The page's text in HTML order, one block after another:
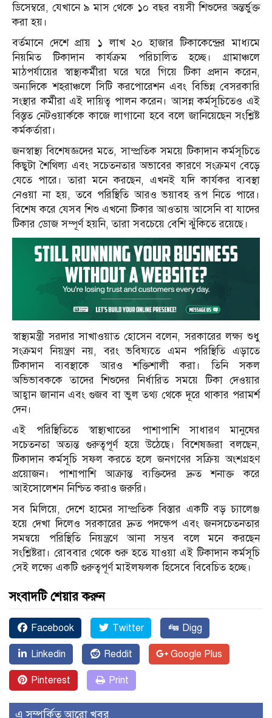
ডিসেম্বরে, যেখানে ৯ মাস থেকে ১০ বছর বয়সী শিশুদের অন্তর্ভুক্ত
করা হয়।
বর্তমানে দেশে প্রায় ১ লাখ ২০ হাজার টিকাকেন্দ্রের মাধ্যমে
নিয়মিত টিকাদান কার্যক্রম পরিচালিত হচ্ছে। গ্রামাঞ্চলে
মাঠপর্যায়ের স্বাস্থ্যকর্মীরা ঘরে ঘরে গিয়ে টিকা প্রদান করেন,
অন্যদিকে শহরাঞ্চলে সিটি করপোরেশন এবং বিভিন্ন বেসরকারি
সংস্থার কর্মীরা এই দায়িত্ব পালন করেন। আসন্ন কর্মসূচিতেও এই
বিস্তৃত নেটওয়ার্ককে কাজে লাগানো হবে বলে জানিয়েছেন সংশ্লিষ্ট
কর্মকর্তারা।
জনস্বাস্থ্য বিশেষজ্ঞদের মতে, সাম্প্রতিক সময়ে টিকাদান কর্মসূচিতে
কিছুটা শৈথিল্য এবং সচেতনতার অভাবের কারণে সংক্রমণ বেড়ে
যেতে পারে। তারা মনে করছেন, এখনই যদি কার্যকর ব্যবস্থা
নেওয়া না হয়, তবে পরিস্থিতি আরও ভয়াবহ রূপ নিতে পারে।
বিশেষ করে যেসব শিশু এখনো টিকার আওতায় আসেনি বা যাদের
টিকার ডোজ সম্পূর্ণ হয়নি, তারা সবচেয়ে বেশি ঝুঁকিতে রয়েছে।
স্বাস্থ্যমন্ত্রী সরদার সাখাওয়াত হোসেন বলেন, সরকারের লক্ষ্য শুধু
সংক্রমণ নিয়ন্ত্রণ নয়, বরং ভবিষ্যতে এমন পরিস্থিতি এড়াতে
টিকাদান ব্যবস্থাকে আরও শক্তিশালী করা। তিনি সকল
অভিভাবককে তাদের শিশুদের নির্ধারিত সময়ে টিকা দেওয়ার
আহ্বান জানান এবং গুজব বা ভুল তথ্য থেকে দূরে থাকার পরামর্শ
দেন।
এই পরিস্থিতিতে স্বাস্থ্যখাতের পাশাপাশি সাধারণ মানুষের
সচেতনতা অত্যন্ত গুরুত্বপূর্ণ হয়ে উঠেছে। বিশেষজ্ঞরা বলছেন,
টিকাদান কর্মসূচি সফল করতে হলে জনগণের সক্রিয় অংশগ্রহণ
প্রয়োজন। পাশাপাশি আক্রান্ত ব্যক্তিদের দ্রুত শনাক্ত করে
আইসোলেশন নিশ্চিত করাও জরুরি।
সব মিলিয়ে, দেশে হামের সাম্প্রতিক বিস্তার একটি বড় চ্যালেঞ্জ
হয়ে দেখা দিলেও সরকারের দ্রুত পদক্ষেপ এবং জনসচেতনতার
সমন্বয়ে পরিস্থিতি নিয়ন্ত্রণে আনা সম্ভব বলে মনে করছেন
সংশ্লিষ্টরা। রোববার থেকে শুরু হতে যাওয়া এই টিকাদান কর্মসূচি
সেই লক্ষ্যে একটি গুরুত্বপূর্ণ মাইলফলক হিসেবে বিবেচিত হচ্ছে।
সংবাদটি শেয়ার করুন
Facebook Twitter Digg
Linkedin Reddit Google Plus
Pinterest Print
এ সম্পর্কিত আরো খবর